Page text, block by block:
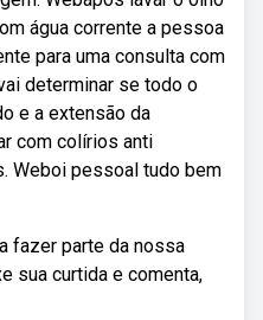
água corrente a pessoa
para uma consulta com
determinar se todo o
e a extensão da
com colírios anti
Weboi pessoal tudo bem
fazer parte da nossa
sua curtida e comenta,